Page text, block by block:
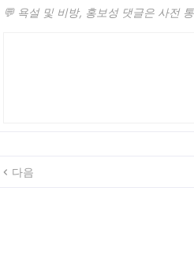
💬 욕설 및 비방, 홍보성 댓글은 사전
다음